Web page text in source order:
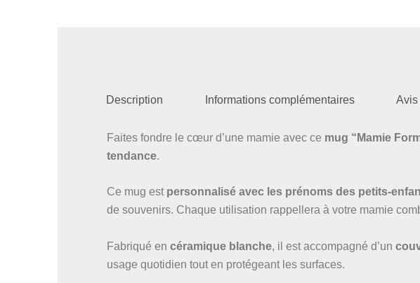
Description Informations complémentaires Avis
Faites fondre le cœur d’une mamie avec ce mug “Mamie
tendance.
Ce mug est personnalisé avec les prénoms des petits-
de souvenirs. Chaque utilisation rappellera à votre mamie
Fabriqué en céramique blanche, il est accompagné d’un
usage quotidien tout en protégeant les surfaces.